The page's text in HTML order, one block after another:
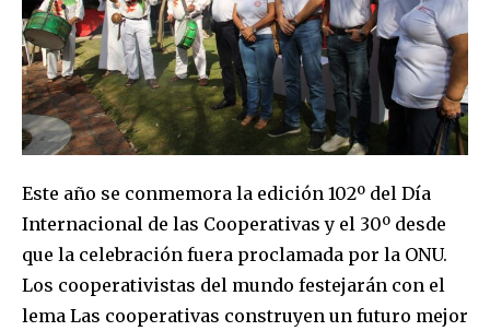
Join our community of
SUBSCRIBERS and be part of the
conversation.
Este año se conmemora la edición 102º del Día
Internacional de las Cooperativas y el 30º desde
que la celebración fuera proclamada por la ONU.
Los cooperativistas del mundo festejarán con el
lema Las cooperativas construyen un futuro mejor